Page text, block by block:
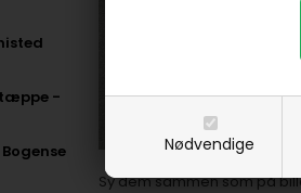
Nødvendige
-
Sy dem sammen som på